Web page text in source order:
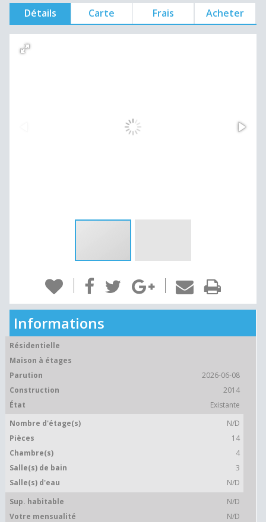
Détails Carte Frais Acheter
Informations
Résidentielle
Maison à étages
Parution
2026-06-08
Construction
2014
État
Existante
Nombre d'étage(s)
N/D
Pièces
14
Chambre(s)
4
Salle(s) de bain
3
Salle(s) d'eau
N/D
Sup. habitable
N/D
Votre mensualité
N/D